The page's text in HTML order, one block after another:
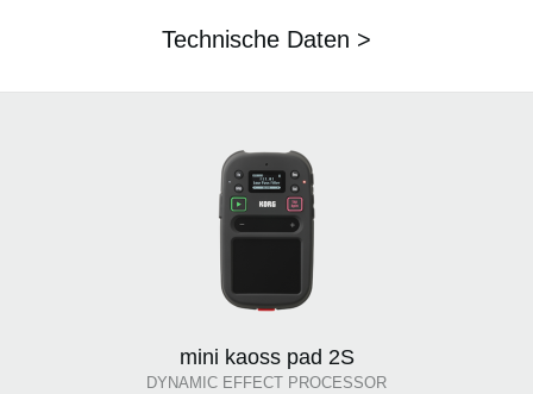
Technische Daten >
mini kaoss pad 2S
DYNAMIC EFFECT PROCESSOR